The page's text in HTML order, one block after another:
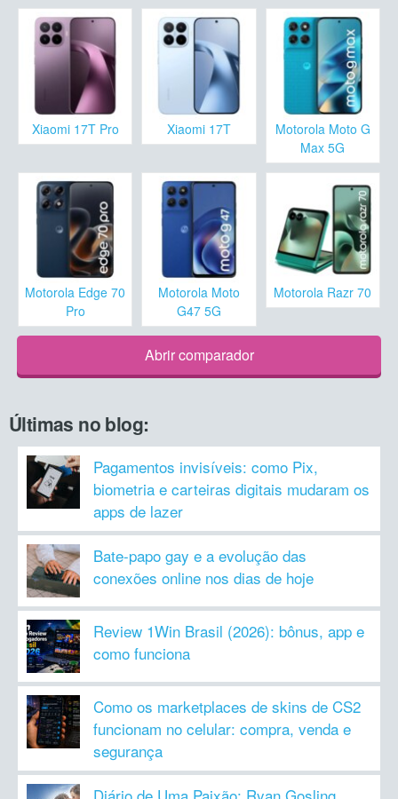
Xiaomi 17T Pro Xiaomi 17T
Motorola Moto G
Max 5G
Motorola Edge 70
Pro
Motorola Moto
G47 5G
Motorola Razr 70
Abrir comparador
Últimas no blog:
Pagamentos invisíveis: como Pix,
biometria e carteiras digitais mudaram os
apps de lazer
Bate-papo gay e a evolução das
conexões online nos dias de hoje
Review 1Win Brasil (2026): bônus, app e
como funciona
Como os marketplaces de skins de CS2
funcionam no celular: compra, venda e
segurança